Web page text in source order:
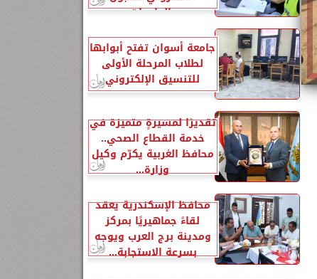
بالجامعات
جامعة أسوان تفتح أبوابها
لطلاب المرحلة الأولى
للتنسيق الإلكتروني
تقديرًا لمسيرةٍ متميزة في
خدمة القطاع الصحي..
محافظ الغربية يكرّم وكيل
وزارة...
محافظ الإسكندرية يعقد
لقاءً جماهيريًا بمركز
ومدينة برج العرب ويوجه
بسرعة الاستجابة...